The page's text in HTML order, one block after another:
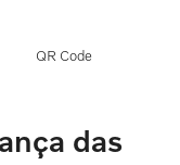
QR Code
das